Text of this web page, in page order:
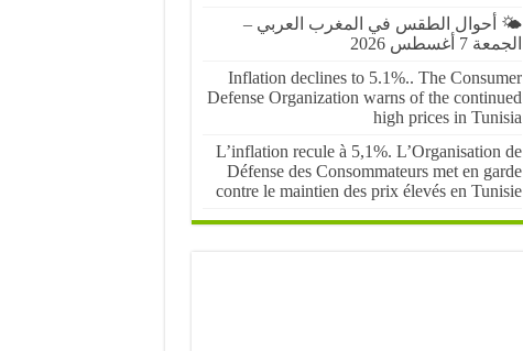
🌤️ أحوال الطقس في المغرب العربي –
الجمعة 7 أغسطس 2026
Inflation declines to 5.1%.. The Consumer
Defense Organization warns of the continued
high prices in Tunisia
L’inflation recule à 5,1%. L’Organisation de
Défense des Consommateurs met en garde
contre le maintien des prix élevés en Tunisie